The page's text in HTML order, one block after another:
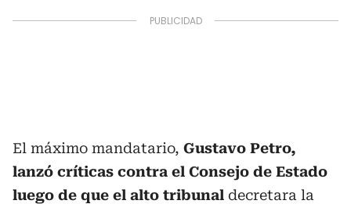
El máximo mandatario, Gustavo Petro,
lanzó críticas contra el Consejo de Estado
luego de que el alto tribunal decretara la